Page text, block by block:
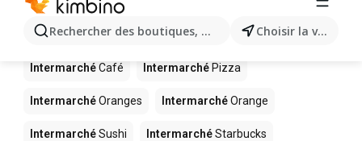
Rechercher des boutiques, des catégories, des Choisir la ville
D’autres produits dans les magasins
Intermarché
IntermarchéCafé Intermarché Pizza
IntermarchéOranges IntermarchéOrange
IntermarchéSushi IntermarchéStarbucks